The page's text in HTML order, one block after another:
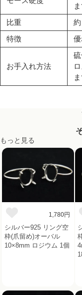
ま
比重
特徴
お手入れ方法
ま
もっと見る
1,780円
シルバー925 リング空
枠(爪留め)オーバル
10×8mm ロジウム 1個